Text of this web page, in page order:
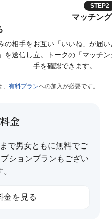
の相手を
を送信し
STEP2
マッチン
お互い「いいね」が届
立。トークの「マッチ
手を確認できます。
有料プランへの加入が必要です。
金
で男女ともに無料でご
ションプランもござい
金を見る